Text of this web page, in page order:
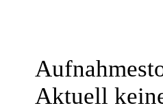
Aktuell